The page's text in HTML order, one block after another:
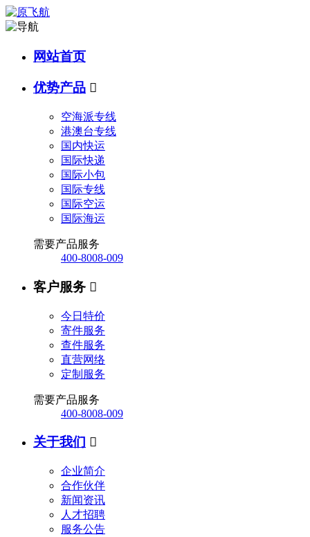
网站首页
优势产品 
空海派专线
港澳台专线
国内快运
国际快递
国际小包
国际专线
国际空运
国际海运
需要产品服务
400-8008-009
客户服务 
今日特价
寄件服务
查件服务
直营网络
定制服务
需要产品服务
400-8008-009
关于我们 
企业简介
合作伙伴
新闻资讯
人才招聘
服务公告